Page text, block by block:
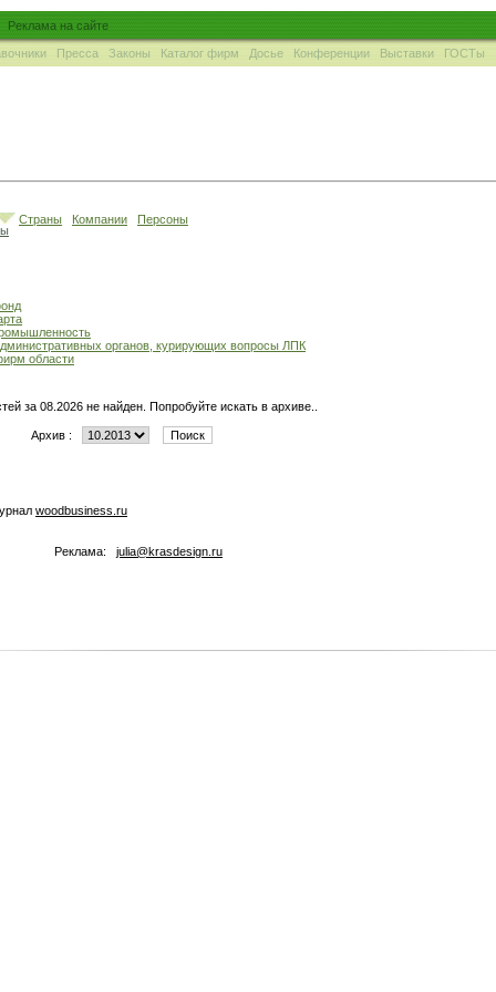
Реклама на сайте
Пресса Законы Каталог фирм Досье Конференции Выставки ГОСТы
Страны Компании Персоны
органов, курирующих вопросы ЛПК
области
за 08.2026 не найден. Попробуйте искать в архиве..
Архив :
woodbusiness.ru
Реклама: julia@krasdesign.ru